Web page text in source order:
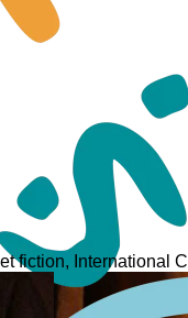
fiction, International